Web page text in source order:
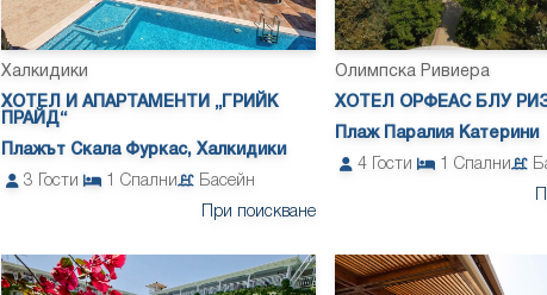
Халкидики
ХОТЕЛ И АПАРТАМЕНТИ „ГРИЙК
ПРАЙД“
Плажът Скала Фуркас, Халкидики
3
Гости 1 Спални
Басейн
При поискване
Олимпска Ривиера
ХОТЕЛ ОРФЕАС БЛУ
Плаж Паралия Катерини
4
Гости 1 Спални